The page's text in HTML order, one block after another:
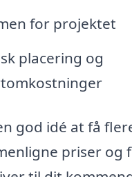
for projektet
placering og
god idé at få
priser og